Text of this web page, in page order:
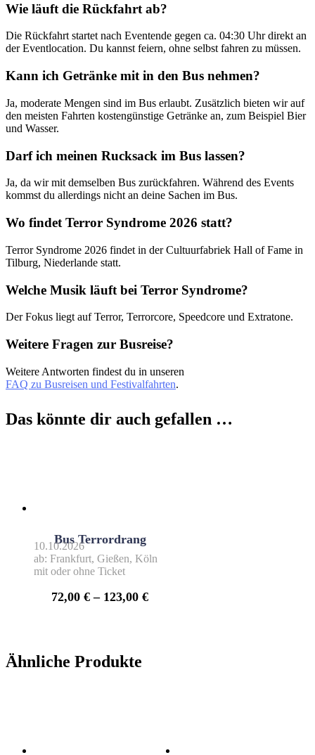
Wie läuft die Rückfahrt ab?
Die Rückfahrt startet nach Eventende gegen ca. 04:30 Uhr direkt an
der Eventlocation. Du kannst feiern, ohne selbst fahren zu müssen.
Kann ich Getränke mit in den Bus nehmen?
Ja, moderate Mengen sind im Bus erlaubt. Zusätzlich bieten wir auf
den meisten Fahrten kostengünstige Getränke an, zum Beispiel Bier
und Wasser.
Darf ich meinen Rucksack im Bus lassen?
Ja, da wir mit demselben Bus zurückfahren. Während des Events
kommst du allerdings nicht an deine Sachen im Bus.
Wo findet Terror Syndrome 2026 statt?
Terror Syndrome 2026 findet in der Cultuurfabriek Hall of Fame in
Tilburg, Niederlande statt.
Welche Musik läuft bei Terror Syndrome?
Der Fokus liegt auf Terror, Terrorcore, Speedcore und Extratone.
Weitere Fragen zur Busreise?
Weitere Antworten findest du in unseren
FAQ zu Busreisen und Festivalfahrten.
Das könnte dir auch gefallen …
Bus Terrordrang
10.10.2026
ab: Frankfurt, Gießen, Köln
mit oder ohne Ticket
72,00€ – 123,00€
Ähnliche Produkte